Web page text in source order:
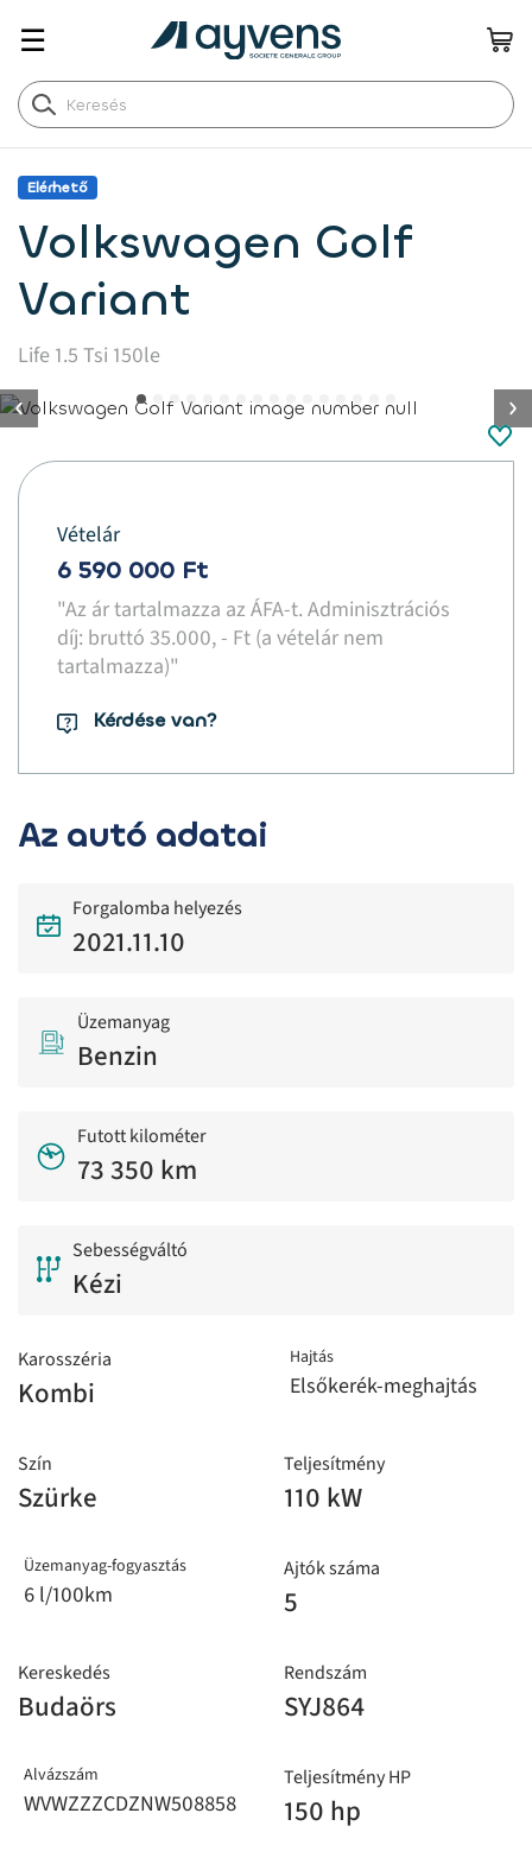
☰
Elérhető
Volkswagen Golf
Variant
Life 1.5 Tsi 150le
button.previous
Vételár
6 590 000 Ft
"Az ár tartalmazza az ÁFA-t. Adminisztrációs
díj: bruttó 35.000, - Ft (a vételár nem
tartalmazza)"
Kérdése van?
Az autó adatai
Forgalomba helyezés
2021.11.10
Üzemanyag
Benzin
Futott kilométer
73 350 km
Sebességváltó
Kézi
Karosszéria
Kombi
Hajtás
Elsőkerék-meghajtás
Szín
Szürke
Teljesítmény
110 kW
Üzemanyag-fogyasztás
6 l/100km
Ajtók száma
5
Kereskedés
Budaörs
Rendszám
SYJ864
Alvázszám
WVWZZZCDZNW508858
Teljesítmény HP
150 hp